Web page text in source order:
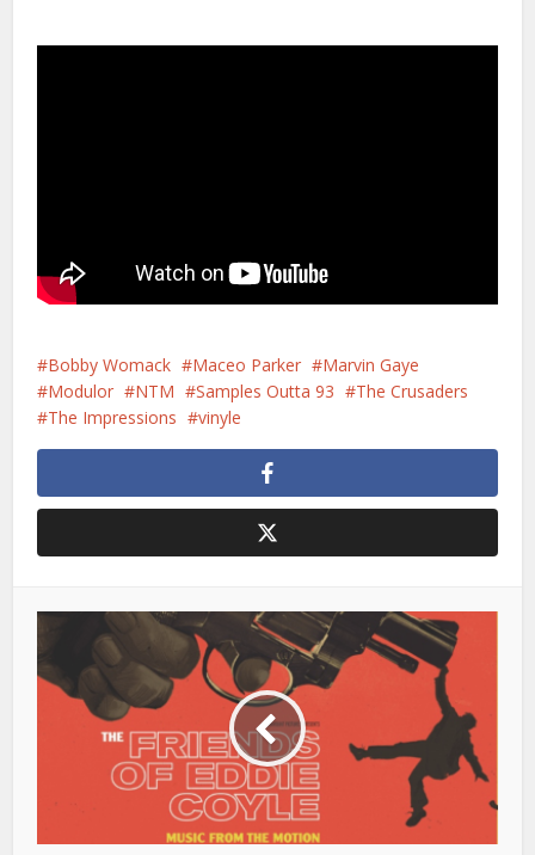
Bobby Womack Maceo Parker
Marvin Gaye
Modulor
NTM Samples Outta 93
The Crusaders
The Impressions
vinyle